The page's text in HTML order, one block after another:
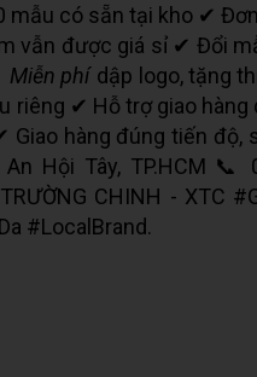
mẫu có sẵn tại kho ✔
vẫn được giá sỉ ✔ Đổi
Miễn phí dập logo, tặng
riêng ✔ Hỗ trợ giao hàng
Giao hàng đúng tiến
Hội Tây, TP.HCM 📞
CHINH - XTC
#LocalBrand.